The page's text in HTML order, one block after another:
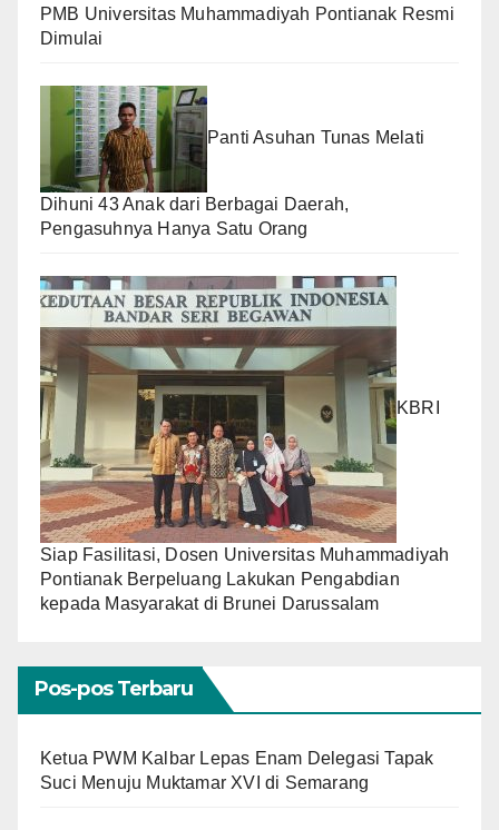
PMB Universitas Muhammadiyah Pontianak Resmi
Dimulai
Panti Asuhan Tunas Melati
Dihuni 43 Anak dari Berbagai Daerah,
Pengasuhnya Hanya Satu Orang
KBRI
Siap Fasilitasi, Dosen Universitas Muhammadiyah
Pontianak Berpeluang Lakukan Pengabdian
kepada Masyarakat di Brunei Darussalam
Pos-pos Terbaru
Ketua PWM Kalbar Lepas Enam Delegasi Tapak
Suci Menuju Muktamar XVI di Semarang